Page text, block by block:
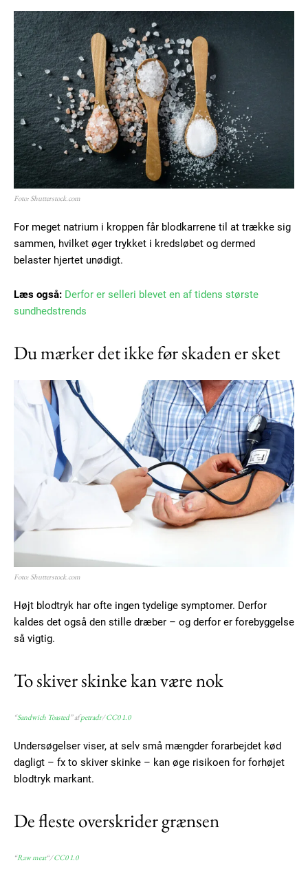
Foto: Shutterstock.com
For meget natrium i kroppen får blodkarrene til at trække sig
sammen, hvilket øger trykket i kredsløbet og dermed
belaster hjertet unødigt.
Læs også: Derfor er selleri blevet en af tidens største
sundhedstrends
Du mærker det ikke før skaden er sket
Foto: Shutterstock.com
Højt blodtryk har ofte ingen tydelige symptomer. Derfor
kaldes det også den stille dræber – og derfor er forebyggelse
så vigtig.
To skiver skinke kan være nok
“Sandwich Toasted” afpetradr/CC0 1.0
Undersøgelser viser, at selv små mængder forarbejdet kød
dagligt – fx to skiver skinke – kan øge risikoen for forhøjet
blodtryk markant.
De fleste overskrider grænsen
“Raw meat“/CC0 1.0